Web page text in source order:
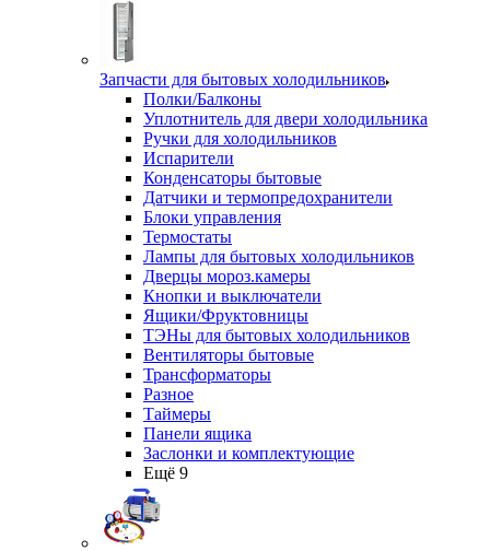
Запчасти для бытовых холодильников
Полки/Балконы
Уплотнитель для двери холодильника
Ручки для холодильников
Испарители
Конденсаторы бытовые
Датчики и термопредохранители
Блоки управления
Термостаты
Лампы для бытовых холодильников
Дверцы мороз.камеры
Кнопки и выключатели
Ящики/Фруктовницы
ТЭНы для бытовых холодильников
Вентиляторы бытовые
Трансформаторы
Разное
Таймеры
Панели ящика
Заслонки и комплектующие
Ещё 9